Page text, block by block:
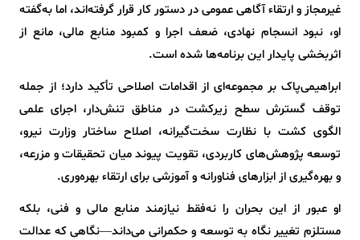
غیرمجاز و ارتقاء آگاهی عمومی در دستور کار قرار گرفته‌اند، اما به‌گفته
او، نبود انسجام نهادی، ضعف اجرا و کمبود منابع مالی، مانع از
اثربخشی پایدار این برنامه‌ها شده است.
ابراهیمی‌پاک بر مجموعه‌ای از اقدامات اصلاحی تأکید دارد؛ از جمله
توقف گسترش سطح زیرکشت در مناطق تنش‌دار، اجرای علمی
الگوی کشت با نظارت سخت‌گیرانه، اصلاح ساختار وزارت نیرو،
توسعه پژوهش‌های کاربردی، تقویت پیوند میان تحقیقات و مزرعه،
و بهره‌گیری از ابزارهای فناورانه و آموزشی برای ارتقاء بهره‌وری.
او عبور از این بحران را نه‌فقط نیازمند منابع مالی و فنی، بلکه
مستلزم تغییر نگاه به توسعه و حکمرانی می‌داند—نگاهی که عدالت